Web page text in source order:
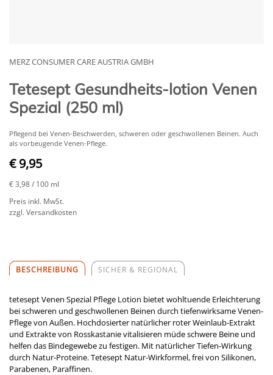
MERZ CONSUMER CARE AUSTRIA GMBH
Tetesept Gesundheits-lotion Venen
Spezial (250 ml)
Pflegend bei Venen-Beschwerden, schweren oder geschwollenen Beinen. Auch
als vorbeugende Venen-Pflege.
€ 9,95
€ 3,98/ 100 ml
Preis inkl. MwSt.
zzgl. Versandkosten
BESCHREIBUNG SICHER & REGIONAL
tetesept Venen Spezial Pflege Lotion bietet wohltuende Erleichterung
bei schweren und geschwollenen Beinen durch tiefenwirksame Venen-
Pflege von Außen. Hochdosierter natürlicher roter Weinlaub-Extrakt
und Extrakte von Rosskastanie vitalisieren müde schwere Beine und
helfen das Bindegewebe zu festigen. Mit natürlicher Tiefen-Wirkung
durch Natur-Proteine. Tetesept Natur-Wirkformel, frei von Silikonen,
Parabenen, Paraffinen.